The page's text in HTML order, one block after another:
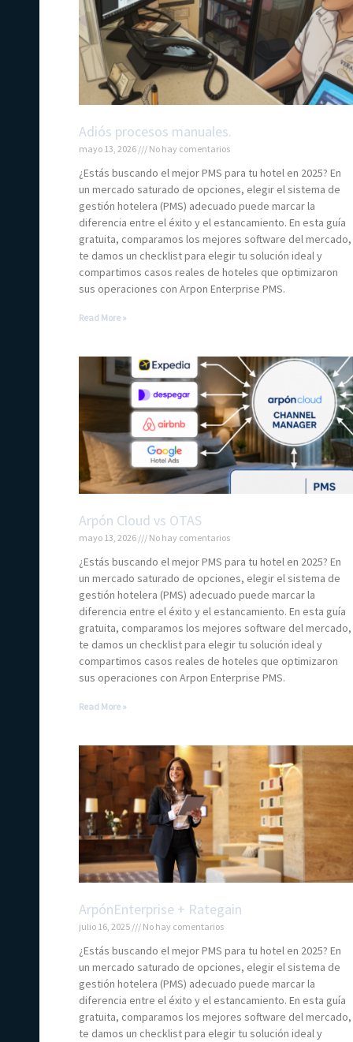
Adiós procesos manuales.
mayo 13, 2026 No hay comentarios
¿Estás buscando el mejor PMS para tu hotel en 2025? En
un mercado saturado de opciones, elegir el sistema de
gestión hotelera (PMS) adecuado puede marcar la
diferencia entre el éxito y el estancamiento. En esta guía
gratuita, comparamos los mejores software del mercado,
te damos un checklist para elegir tu solución ideal y
compartimos casos reales de hoteles que optimizaron
sus operaciones con Arpon Enterprise PMS.
Read More »
Arpón Cloud vs OTAS
mayo 13, 2026 No hay comentarios
¿Estás buscando el mejor PMS para tu hotel en 2025? En
un mercado saturado de opciones, elegir el sistema de
gestión hotelera (PMS) adecuado puede marcar la
diferencia entre el éxito y el estancamiento. En esta guía
gratuita, comparamos los mejores software del mercado,
te damos un checklist para elegir tu solución ideal y
compartimos casos reales de hoteles que optimizaron
sus operaciones con Arpon Enterprise PMS.
Read More »
ArpónEnterprise + Rategain
julio 16, 2025 No hay comentarios
¿Estás buscando el mejor PMS para tu hotel en 2025? En
un mercado saturado de opciones, elegir el sistema de
gestión hotelera (PMS) adecuado puede marcar la
diferencia entre el éxito y el estancamiento. En esta guía
gratuita, comparamos los mejores software del mercado,
te damos un checklist para elegir tu solución ideal y